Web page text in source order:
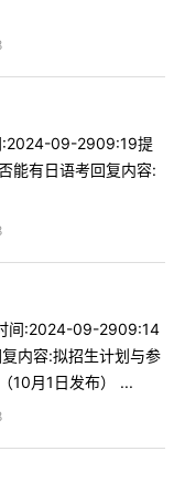
:2024-09-2909:19提
能有日语考回复内容:
间:2024-09-2909:14
内容:拟招生计划与参
10月1日发布） ...